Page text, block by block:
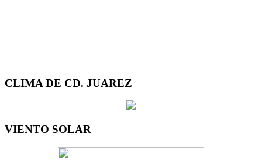
CLIMA DE CD. JUAREZ
VIENTO SOLAR